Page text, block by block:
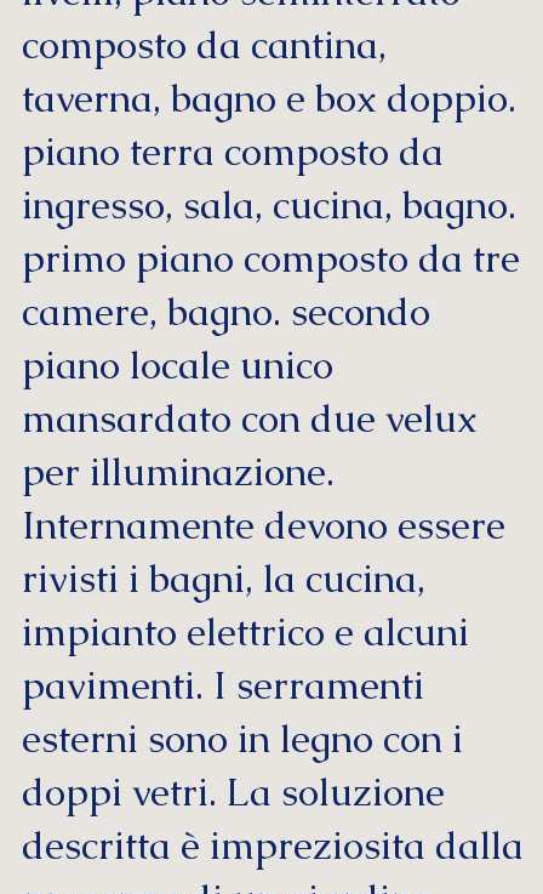
composto da cantina,
taverna, bagno e box doppio.
piano terra composto da
ingresso, sala, cucina, bagno.
primo piano composto da tre
camere, bagno. secondo
piano locale unico
mansardato con due velux
per illuminazione.
Internamente devono essere
rivisti i bagni, la cucina,
impianto elettrico e alcuni
pavimenti. I serramenti
esterni sono in legno con i
doppi vetri. La soluzione
descritta è impreziosita dalla